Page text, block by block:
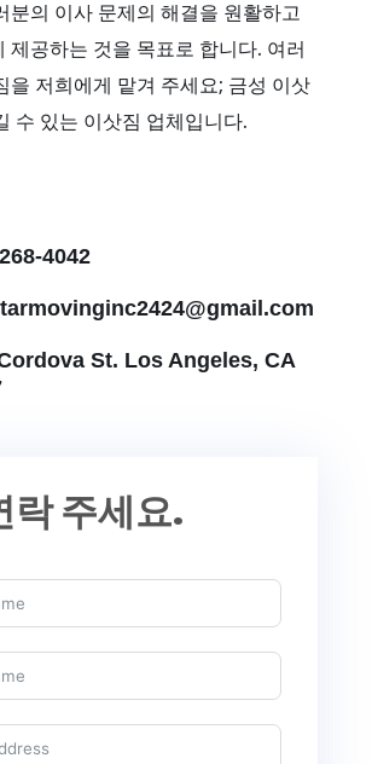
락 주세요.
분의 이사 문제의 해결을 원활하고
제공하는 것을 목표로 합니다. 여러
을 저희에게 맡겨 주세요; 금성 이삿
수 있는 이삿짐 업체입니다.
4042
St. Los Angeles, CA